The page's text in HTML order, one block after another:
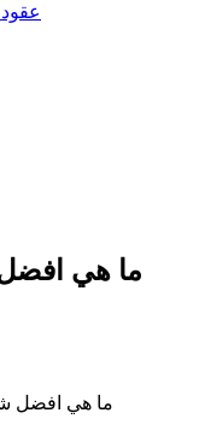
ما هي
ما هي افضل